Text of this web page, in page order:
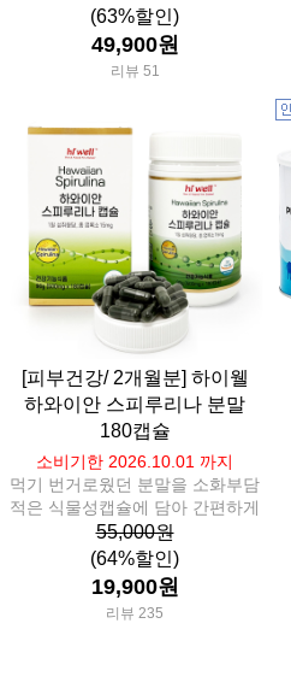
(63%할인)
49,900원
리뷰 51
[피부건강/ 2개월분] 하이웰
하와이안 스피루리나 분말
180캡슐
소비기한 2026.10.01 까지
먹기 번거로웠던 분말을 소화부담
적은 식물성캡슐에 담아 간편하게
55,000원
(64%할인)
19,900원
리뷰 235